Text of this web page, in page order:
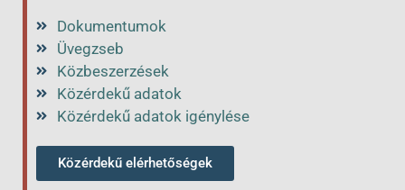
Dokumentumok
Üvegzseb
Közbeszerzések
Közérdekű adatok
Közérdekű adatok igénylése
Közérdekű elérhetőségek